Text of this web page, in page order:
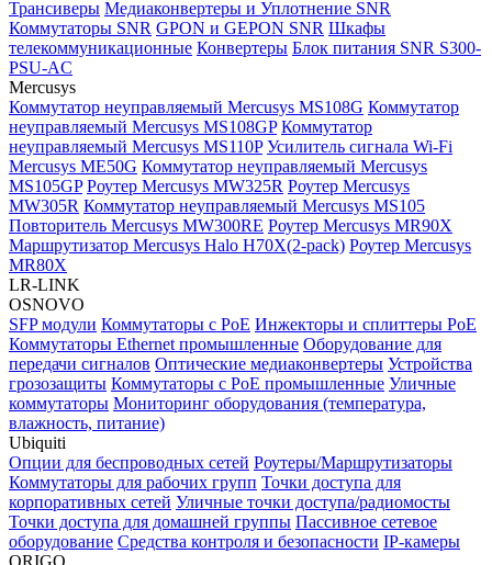
Трансиверы Медиаконвертеры и Уплотнение SNR
Коммутаторы SNR GPON и GEPON SNR Шкафы
телекоммуникационные Конвертеры Блок питания SNR S300-
PSU-AC
Mercusys
Коммутатор неуправляемый Mercusys MS108G Коммутатор
неуправляемый Mercusys MS108GP Коммутатор
неуправляемый Mercusys MS110P Усилитель сигнала Wi-Fi
Mercusys ME50G Коммутатор неуправляемый Mercusys
MS105GP Роутер Mercusys MW325R Роутер Mercusys
MW305R Коммутатор неуправляемый Mercusys MS105
Повторитель Mercusys MW300RE Роутер Mercusys MR90X
Маршрутизатор Mercusys Halo H70X(2-pack) Роутер Mercusys
MR80X
LR-LINK
OSNOVO
SFP модули Коммутаторы c PoE Инжекторы и сплиттеры PoE
Коммутаторы Ethernet промышленные Оборудование для
передачи сигналов Оптические медиаконвертеры Устройства
грозозащиты Коммутаторы с PoE промышленные Уличные
коммутаторы Мониторинг оборудования (температура,
влажность, питание)
Ubiquiti
Опции для беспроводных сетей Роутеры/Маршрутизаторы
Коммутаторы для рабочих групп Точки доступа для
корпоративных сетей Уличные точки доступа/радиомосты
Точки доступа для домашней группы Пассивное сетевое
оборудование Средства контроля и безопасности IP-камеры
ORIGO